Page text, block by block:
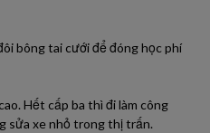
bông tai cưới để đóng học phí
Hết cấp ba thì đi làm công
sửa xe nhỏ trong thị trấn.